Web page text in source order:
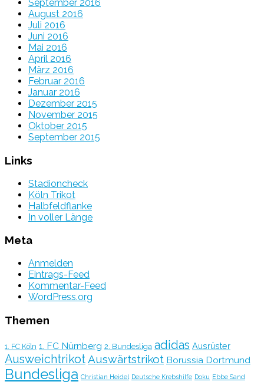
September 2016
August 2016
Juli 2016
Juni 2016
Mai 2016
April 2016
März 2016
Februar 2016
Januar 2016
Dezember 2015
November 2015
Oktober 2015
September 2015
Links
Stadioncheck
Köln Trikot
Halbfeldflanke
In voller Länge
Meta
Anmelden
Eintrags-Feed
Kommentar-Feed
WordPress.org
Themen
1. FC Köln 1. FC Nürnberg 2. Bundesliga adidas Ausrüster
AusweichtrikotAuswärtstrikot Borussia Dortmund
Bundesliga Christian Heidel Deutsche Krebshilfe Doku Ebbe Sand